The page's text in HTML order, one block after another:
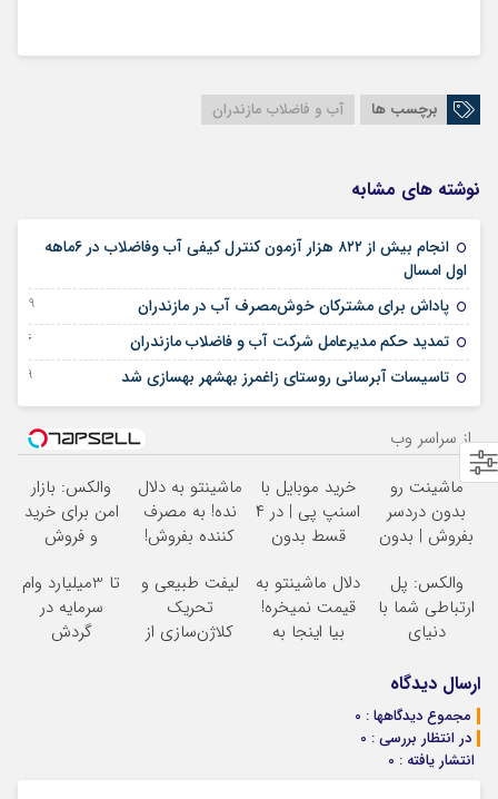
برچسب ها آب و فاضلاب مازندران
نوشته های مشابه
انجام بیش از ۸۲۲ هزار آزمون کنترل کیفی آب وفاضلاب در ۶ماهه
اول امسال
پاداش برای مشترکان خوش‌مصرف آب در مازندران 29 جولای 2025
تمدید حکم مدیرعامل شرکت آب و فاضلاب مازندران 16 جولای 2025
تاسیسات آبرسانی روستای زاغمرز بهشهر بهسازی شد 09 جولای 2025
از سراسر وب
ماشینت رو
بدون دردسر
بفروش | بدون
خرید موبایل با
اسنپ پی | در ۴
قسط بدون
ماشینتو به دلال
نده! به مصرف
کننده بفروش!
یک تماس
والکس: بازار
امن برای خرید
و فروش
دیجیتال
والکس: پل
ارتباطی شما با
دنیای
دیجیتال
دلال ماشینتو به
قیمت نمیخره!
بیا اینجا به
لیفت طبیعی و
تحریک
کلاژن‌سازی از
تا 3میلیارد وام
سرمایه در
گردش
ارسال دیدگاه
مجموع دیدگاهها : 0
در انتظار بررسی : 0
انتشار یافته : 0